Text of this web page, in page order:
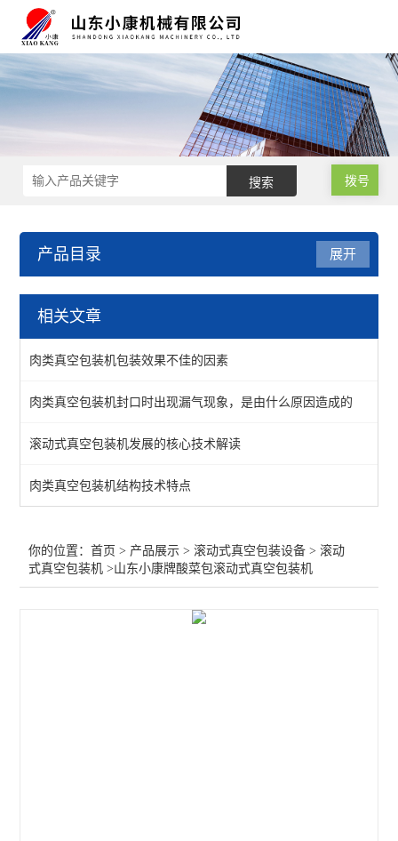
拨号
产品目录
滚动式真空包装设备
展开
相关文章
肉类真空包装机包装效果不佳的因素
肉类真空包装机封口时出现漏气现象，是由什么原因造成的
滚动式真空包装机发展的核心技术解读
肉类真空包装机结构技术特点
你的位置：首页 > 产品展示 >滚动式真空包装设备 >滚动
式真空包装机 >山东小康牌酸菜包滚动式真空包装机